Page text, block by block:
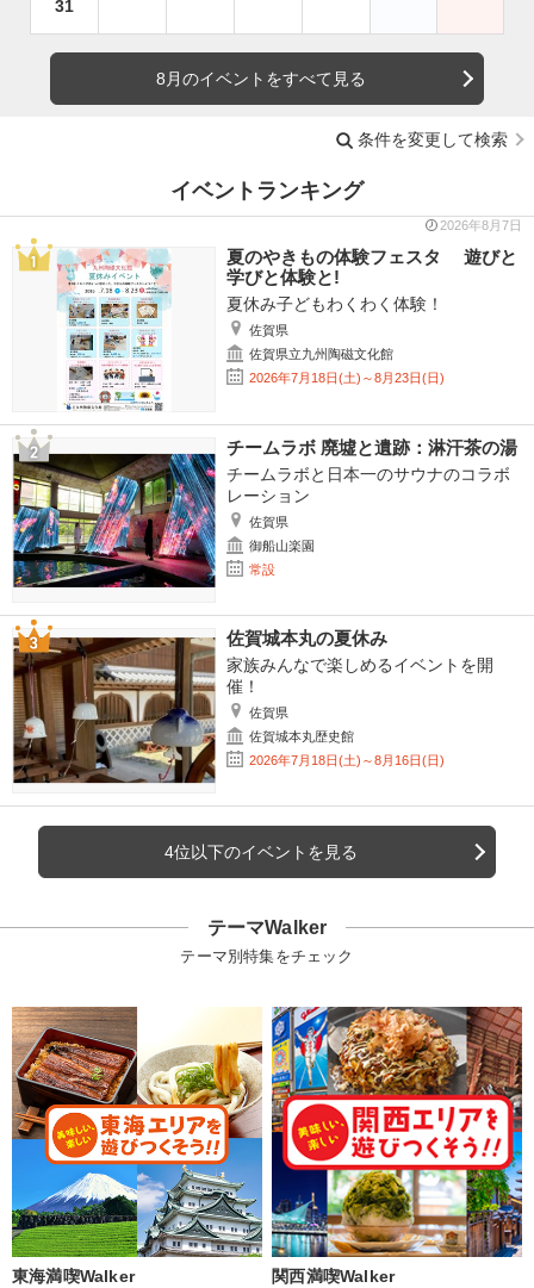
31
8月のイベントをすべて見る
条件を変更して検索
イベントランキング
2026年8月7日
夏のやきもの体験フェスタ 遊びと
学びと体験と!
夏休み子どもわくわく体験！
佐賀県
佐賀県立九州陶磁文化館
2026年7月18日(土)～8月23日(日)
チームラボ 廃墟と遺跡：淋汗茶の湯
チームラボと日本一のサウナのコラボ
レーション
佐賀県
御船山楽園
常設
佐賀城本丸の夏休み
家族みんなで楽しめるイベントを開
催！
佐賀県
佐賀城本丸歴史館
2026年7月18日(土)～8月16日(日)
4位以下のイベントを見る
テーマWalker
テーマ別特集をチェック
東海満喫Walker 関西満喫Walker